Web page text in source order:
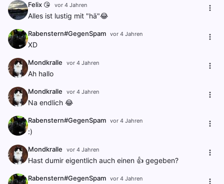
Felix 😘 vor 4 Jahren
Alles ist lustig mit "hä"😂
Rabenstern#GegenSpam vor 4 Jahren
XD
Mondkralle vor 4 Jahren
Ah hallo
Mondkralle vor 4 Jahren
Na endlich 😂
Rabenstern#GegenSpam vor 4 Jahren
:)
Mondkralle vor 4 Jahren
Hast dumir eigentlich auch einen 👍 gegeben?
Rabenstern#GegenSpam vor 4 Jahren